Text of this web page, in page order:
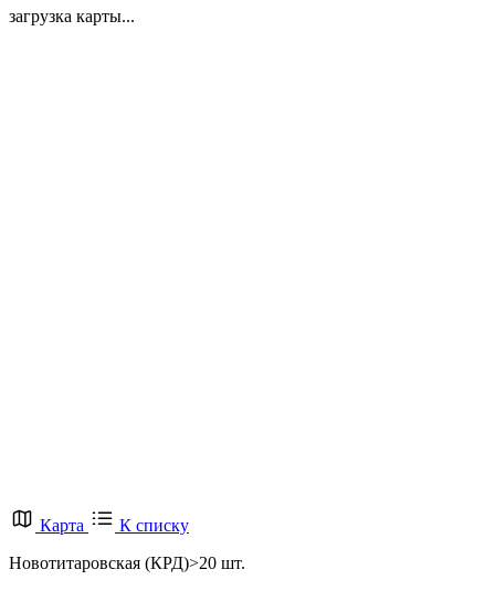
загрузка карты...
Карта
К списку
Новотитаровская (КРД)>20 шт.